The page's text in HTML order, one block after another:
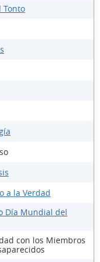
Tonto
a la Verdad
Día Mundial del
con los Miembros